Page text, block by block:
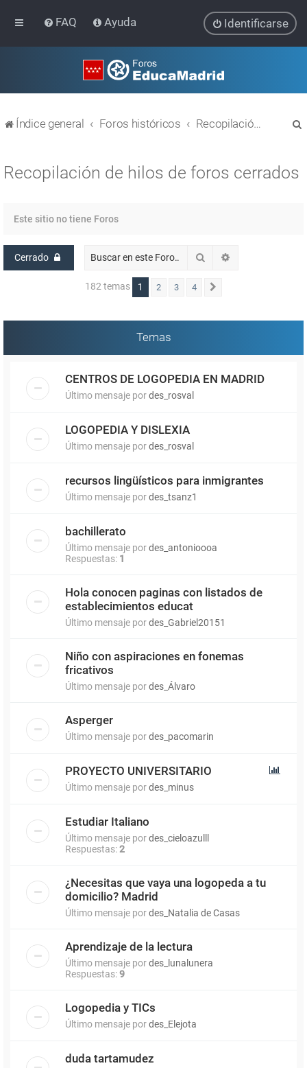
FAQ Ayuda Identificarse
Índice general Foros históricos Recopilación de hilos de foros cerrados
Recopilación de hilos de foros cerrados
Este sitio no tiene Foros
Cerrado Buscar
182 temas 1 2 3 4
Temas
CENTROS DE LOGOPEDIA EN MADRID
Último mensaje pordes_rosval
LOGOPEDIA Y DISLEXIA
Último mensaje pordes_rosval
recursos lingüísticos para inmigrantes
Último mensaje pordes_tsanz1
bachillerato
Último mensaje pordes_antonioooa
Respuestas: 1
Hola conocen paginas con listados de
establecimientos educat
Último mensaje pordes_Gabriel20151
Niño con aspiraciones en fonemas
fricativos
Último mensaje pordes_Álvaro
Asperger
Último mensaje pordes_pacomarin
PROYECTO UNIVERSITARIO
Último mensaje pordes_minus
Estudiar Italiano
Último mensaje pordes_cieloazulll
Respuestas:2
¿Necesitas que vaya una logopeda a tu
domicilio? Madrid
Último mensaje pordes_Natalia de Casas
Aprendizaje de la lectura
Último mensaje pordes_lunalunera
Respuestas:9
Logopedia y TICs
Último mensaje pordes_Elejota
duda tartamudez